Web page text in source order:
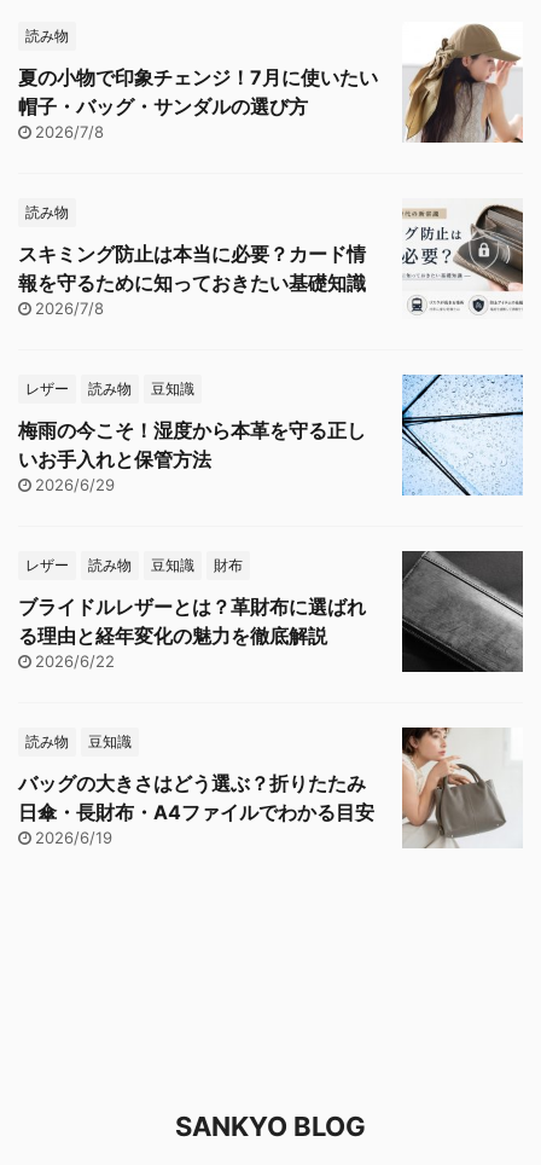
読み物
夏の小物で印象チェンジ！7月に使いたい
帽子・バッグ・サンダルの選び方
2026/7/8
読み物
スキミング防止は本当に必要？カード情
報を守るために知っておきたい基礎知識
2026/7/8
レザー 読み物 豆知識
梅雨の今こそ！湿度から本革を守る正し
いお手入れと保管方法
2026/6/29
レザー 読み物 豆知識 財布
ブライドルレザーとは？革財布に選ばれ
る理由と経年変化の魅力を徹底解説
2026/6/22
読み物 豆知識
バッグの大きさはどう選ぶ？折りたたみ
日傘・長財布・A4ファイルでわかる目安
2026/6/19
SANKYO BLOG